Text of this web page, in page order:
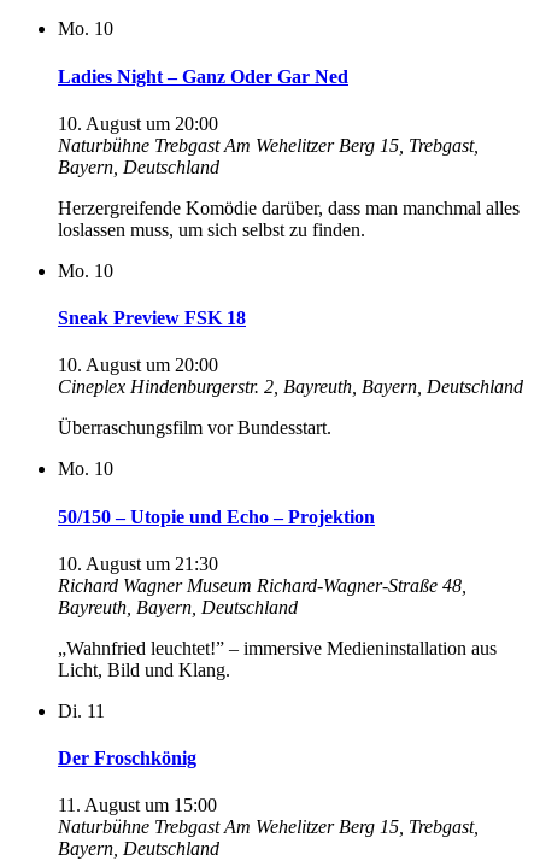
Mo. 10
Ladies Night – Ganz Oder Gar Ned
10. August um 20:00
Naturbühne TrebgastAm Wehelitzer Berg 15, Trebgast,
Bayern, Deutschland
Herzergreifende Komödie darüber, dass man manchmal alles
loslassen muss, um sich selbst zu finden.
Mo. 10
Sneak Preview FSK 18
10. August um 20:00
Cineplex Hindenburgerstr. 2, Bayreuth, Bayern, Deutschland
Überraschungsfilm vor Bundesstart.
Mo. 10
50/150 – Utopie und Echo – Projektion
10. August um 21:30
Richard Wagner Museum Richard-Wagner-Straße 48,
Bayreuth, Bayern, Deutschland
„Wahnfried leuchtet!” – immersive Medieninstallation aus
Licht, Bild und Klang.
Di. 11
Der Froschkönig
11. August um 15:00
Naturbühne TrebgastAm Wehelitzer Berg 15, Trebgast,
Bayern, Deutschland